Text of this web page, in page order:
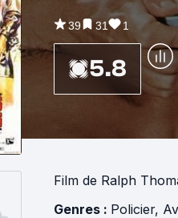
39 31 1
5.8
Film de Ralph
Genres : Policier,